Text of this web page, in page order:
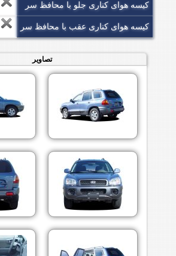
کیسه هوای کناری جلو با محافظ سر
کیسه هوای کناری عقب با محافظ سر
تصاویر